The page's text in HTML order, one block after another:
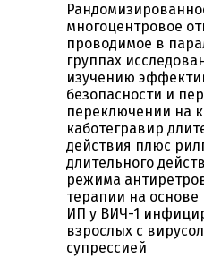
многоцентровое
проводимое в
группах
изучению
безопасности и
переключении на
каботегравир
действия плюс
длительного
режима
терапии на
ИП у ВИЧ-1
взрослых с
супрессией